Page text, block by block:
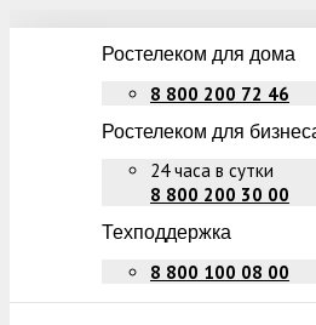
Ростелеком для дома
8 800 200 72 46
Ростелеком для
24 часа в сутки
8 800 200 30 00
Техподдержка
8 800 100 08 00